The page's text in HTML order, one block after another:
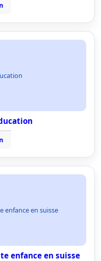
en suisse
enfance en suisse